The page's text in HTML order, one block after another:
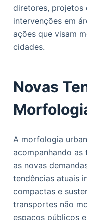
diretores, projetos
intervenções em
ações que visam
cidades.
Novas
A morfologia
acompanhando as
as novas
tendências atuais
compactas e
transportes não
espaços públicos